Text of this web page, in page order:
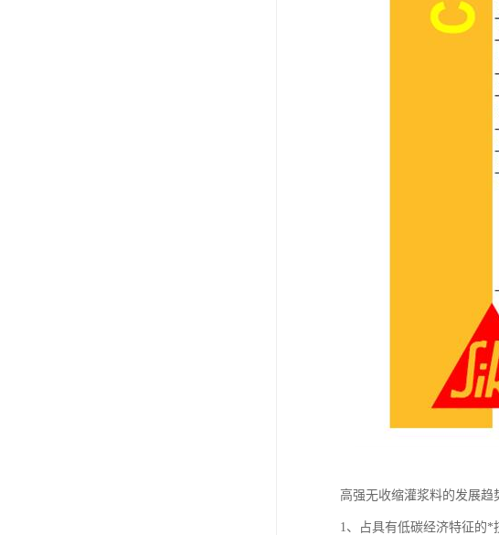
高强无收缩灌浆料的发展趋
1、占具有低碳经济特征的